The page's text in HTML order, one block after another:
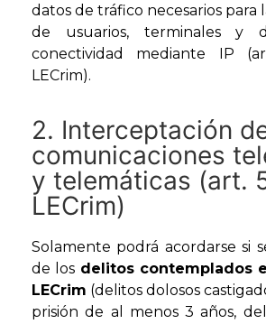
datos de tráfico necesarios para
de usuarios, terminales y
conectividad mediante IP
LECrim).
2. Interceptación
comunicaciones
y telemáticas (art.
LECrim)
Solamente podrá acordarse si
de los delitos contemplados
LECrim (delitos dolosos
prisión de al menos 3 años,